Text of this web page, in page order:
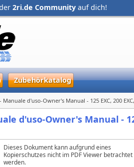
2ri.de Community auf dich!
Zubehörkatalog
Manuale d'uso-Owner's Manual - 125 EXC, 200 EXC,
d'uso-Owner's Manual -
Dieses Dokument kann aufgrund eines
Kopierschutzes nicht im PDF Viewer betrachtet
werden.